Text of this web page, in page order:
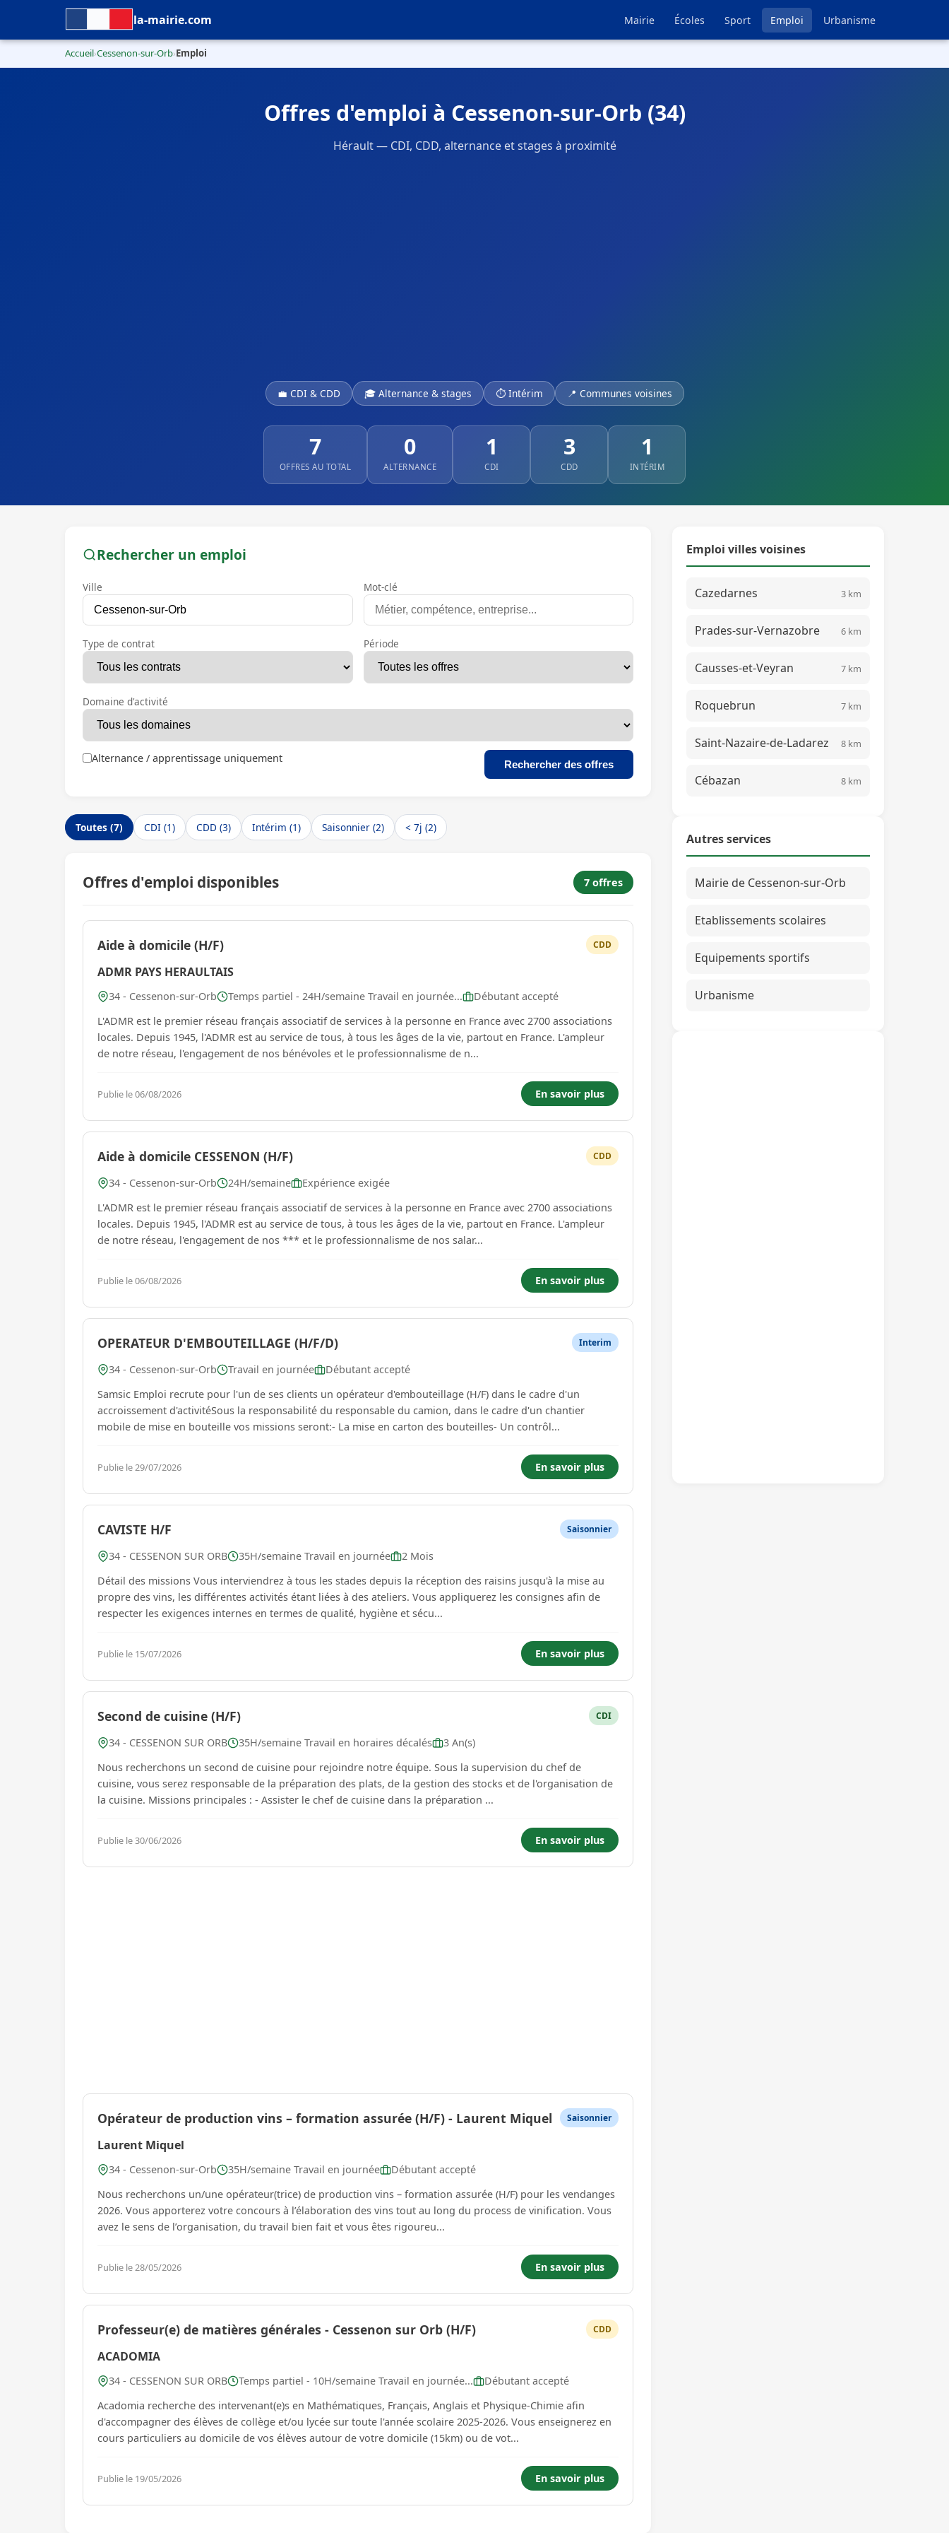
la-mairie.com Mairie Écoles Sport Emploi Urbanisme
Accueil›Cessenon-sur-Orb›Emploi
Offres d'emploi à Cessenon-sur-Orb (34)
Hérault — CDI, CDD, alternance et stages à proximité
💼 CDI & CDD 🎓 Alternance & stages ⏱ Intérim 📍 Communes voisines
7
OFFRES AU TOTAL
0
ALTERNANCE
1
CDI
3
CDD
1
INTÉRIM
Rechercher un emploi
Ville Mot-clé
Type de contrat Période
Domaine d'activité
Alternance / apprentissage uniquement Rechercher des offres
Toutes (7) CDI (1) CDD (3) Intérim (1) Saisonnier (2) < 7j (2)
Offres d'emploi disponibles 7 offres
Aide à domicile (H/F) CDD
ADMR PAYS HERAULTAIS
34 - Cessenon-sur-Orb Temps partiel - 24H/semaine Travail en journée...
Débutant accepté
L'ADMR est le premier réseau français associatif de services à la personne en France avec 2700 associations
locales. Depuis 1945, l'ADMR est au service de tous, à tous les âges de la vie, partout en France. L'ampleur
de notre réseau, l'engagement de nos bénévoles et le professionnalisme de n...
Publie le 06/08/2026 En savoir plus
Aide à domicile CESSENON (H/F) CDD
34 - Cessenon-sur-Orb 24H/semaine
Expérience exigée
L'ADMR est le premier réseau français associatif de services à la personne en France avec 2700 associations
locales. Depuis 1945, l'ADMR est au service de tous, à tous les âges de la vie, partout en France. L'ampleur
de notre réseau, l'engagement de nos *** et le professionnalisme de nos salar...
Publie le 06/08/2026 En savoir plus
OPERATEUR D'EMBOUTEILLAGE (H/F/D) Interim
34 - Cessenon-sur-Orb Travail en journée
Débutant accepté
Samsic Emploi recrute pour l'un de ses clients un opérateur d'embouteillage (H/F) dans le cadre d'un
accroissement d'activitéSous la responsabilité du responsable du camion, dans le cadre d'un chantier
mobile de mise en bouteille vos missions seront:- La mise en carton des bouteilles- Un contrôl...
Publie le 29/07/2026 En savoir plus
CAVISTE H/F Saisonnier
34 - CESSENON SUR ORB 35H/semaine Travail en journée
2 Mois
Détail des missions Vous interviendrez à tous les stades depuis la réception des raisins jusqu'à la mise au
propre des vins, les différentes activités étant liées à des ateliers. Vous appliquerez les consignes afin de
respecter les exigences internes en termes de qualité, hygiène et sécu...
Publie le 15/07/2026 En savoir plus
Second de cuisine (H/F) CDI
34 - CESSENON SUR ORB 35H/semaine Travail en horaires décalés
3 An(s)
Nous recherchons un second de cuisine pour rejoindre notre équipe. Sous la supervision du chef de
cuisine, vous serez responsable de la préparation des plats, de la gestion des stocks et de l'organisation de
la cuisine. Missions principales : - Assister le chef de cuisine dans la préparation ...
Publie le 30/06/2026 En savoir plus
Opérateur de production vins – formation assurée (H/F) - Laurent Miquel Saisonnier
Laurent Miquel
34 - Cessenon-sur-Orb 35H/semaine Travail en journée
Débutant accepté
Nous recherchons un/une opérateur(trice) de production vins – formation assurée (H/F) pour les vendanges
2026. Vous apporterez votre concours à l’élaboration des vins tout au long du process de vinification. Vous
avez le sens de l’organisation, du travail bien fait et vous êtes rigoureu...
Publie le 28/05/2026 En savoir plus
Professeur(e) de matières générales - Cessenon sur Orb (H/F) CDD
ACADOMIA
34 - CESSENON SUR ORB Temps partiel - 10H/semaine Travail en journée...
Débutant accepté
Acadomia recherche des intervenant(e)s en Mathématiques, Français, Anglais et Physique-Chimie afin
d'accompagner des élèves de collège et/ou lycée sur toute l'année scolaire 2025-2026. Vous enseignerez en
cours particuliers au domicile de vos élèves autour de votre domicile (15km) ou de vot...
Publie le 19/05/2026 En savoir plus
Emploi villes voisines
Cazedarnes 3 km
Prades-sur-Vernazobre 6 km
Causses-et-Veyran 7 km
Roquebrun 7 km
Saint-Nazaire-de-Ladarez 8 km
Cébazan 8 km
Autres services
Mairie de Cessenon-sur-Orb
Etablissements scolaires
Equipements sportifs
Urbanisme